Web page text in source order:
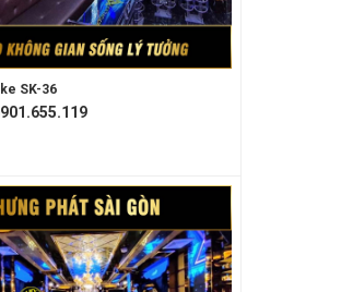
Hưng Phát bởi thiết kế
SK-36